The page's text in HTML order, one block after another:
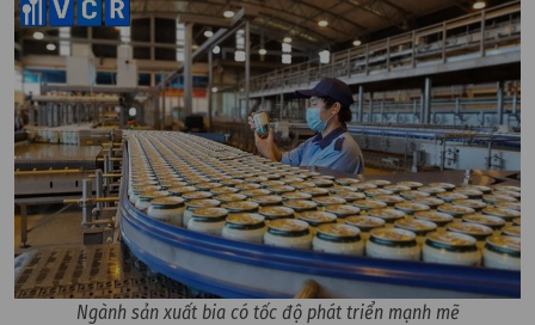
Ngành sản xuất bia có tốc độ phát triển mạnh mẽ